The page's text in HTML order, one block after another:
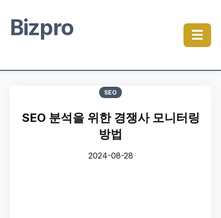
Bizpro ☰
SEO
SEO 분석을 위한 경쟁사 모니터링
방법
2024-08-28